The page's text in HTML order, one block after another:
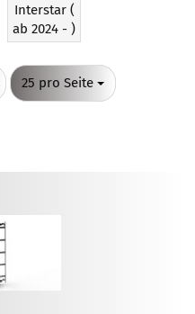
Interstar (
ab 2024 - )
25 pro Seite
pro Seite